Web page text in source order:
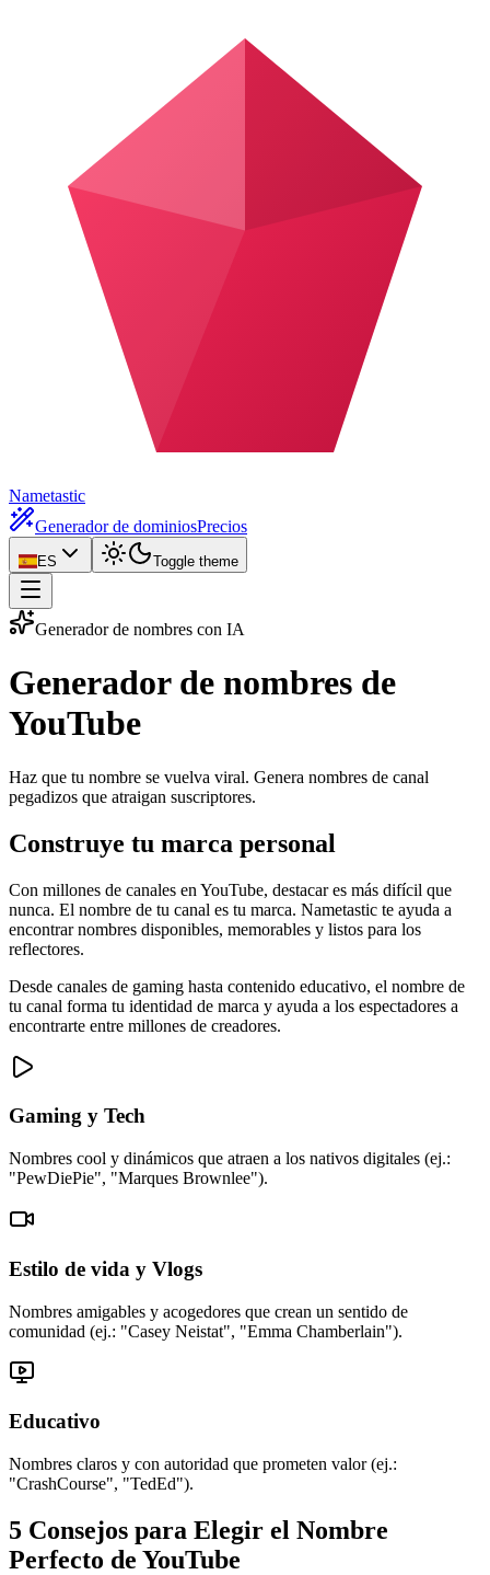
Nametastic
Generador de dominiosPrecios
ES Toggle theme
Generador de nombres con IA
Generador de nombres de
YouTube
Haz que tu nombre se vuelva viral. Genera nombres de canal
pegadizos que atraigan suscriptores.
Construye tu marca personal
Con millones de canales en YouTube, destacar es más difícil que
nunca. El nombre de tu canal es tu marca. Nametastic te ayuda a
encontrar nombres disponibles, memorables y listos para los
reflectores.
Desde canales de gaming hasta contenido educativo, el nombre de
tu canal forma tu identidad de marca y ayuda a los espectadores a
encontrarte entre millones de creadores.
Gaming y Tech
Nombres cool y dinámicos que atraen a los nativos digitales (ej.:
"PewDiePie", "Marques Brownlee").
Estilo de vida y Vlogs
Nombres amigables y acogedores que crean un sentido de
comunidad (ej.: "Casey Neistat", "Emma Chamberlain").
Educativo
Nombres claros y con autoridad que prometen valor (ej.:
"CrashCourse", "TedEd").
5 Consejos para Elegir el Nombre
Perfecto de YouTube